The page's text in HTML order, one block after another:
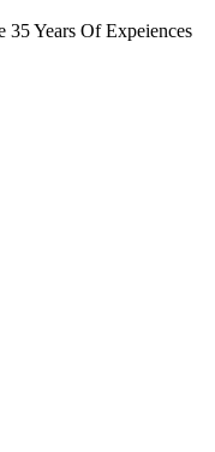
35 Years Of Expeiences